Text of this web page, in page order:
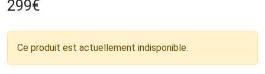
299€
Ce produit est actuellement indisponible.